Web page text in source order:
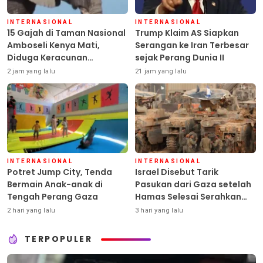
INTERNASIONAL
15 Gajah di Taman Nasional
Amboseli Kenya Mati,
Diduga Keracunan
Pestisida
2 jam yang lalu
INTERNASIONAL
Trump Klaim AS Siapkan
Serangan ke Iran Terbesar
sejak Perang Dunia II
21 jam yang lalu
INTERNASIONAL
Potret Jump City, Tenda
Bermain Anak-anak di
Tengah Perang Gaza
2 hari yang lalu
INTERNASIONAL
Israel Disebut Tarik
Pasukan dari Gaza setelah
Hamas Selesai Serahkan
Senjata
3 hari yang lalu
TERPOPULER